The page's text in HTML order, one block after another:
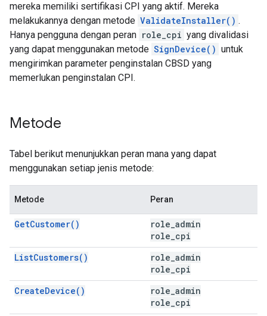
mereka memiliki sertifikasi CPI yang aktif. Mereka
melakukannya dengan metode ValidateInstaller() .
Hanya pengguna dengan peran role_cpi yang divalidasi
yang dapat menggunakan metode SignDevice() untuk
mengirimkan parameter penginstalan CBSD yang
memerlukan penginstalan CPI.
Metode
Tabel berikut menunjukkan peran mana yang dapat
menggunakan setiap jenis metode:
Metode Peran
GetCustomer()
role_admin
role_cpi
ListCustomers()
role_admin
role_cpi
CreateDevice()
role_admin
role_cpi